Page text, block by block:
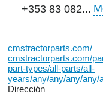
+353 83 082...
cmstractorparts.com/
cmstractorparts.com/
part-types/all-parts/all-
years/any/any/any/any/
Dirección